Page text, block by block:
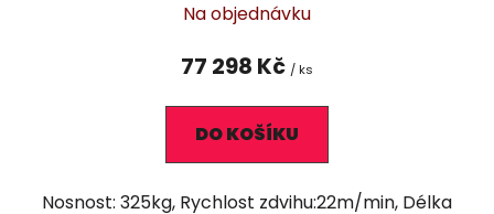
Na objednávku
77 298 Kč / ks
DO KOŠÍKU
Nosnost: 325kg, Rychlost zdvihu:22m/min, Délka